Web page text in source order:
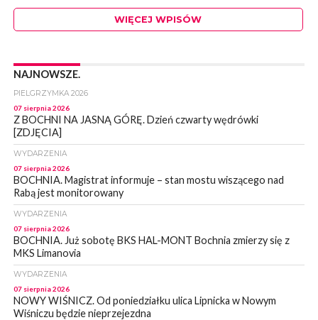
WIĘCEJ WPISÓW
NAJNOWSZE.
PIELGRZYMKA 2026
07 sierpnia 2026
Z BOCHNI NA JASNĄ GÓRĘ. Dzień czwarty wędrówki
[ZDJĘCIA]
WYDARZENIA
07 sierpnia 2026
BOCHNIA. Magistrat informuje – stan mostu wiszącego nad
Rabą jest monitorowany
WYDARZENIA
07 sierpnia 2026
BOCHNIA. Już sobotę BKS HAL-MONT Bochnia zmierzy się z
MKS Limanovia
WYDARZENIA
07 sierpnia 2026
NOWY WIŚNICZ. Od poniedziałku ulica Lipnicka w Nowym
Wiśniczu będzie nieprzejezdna